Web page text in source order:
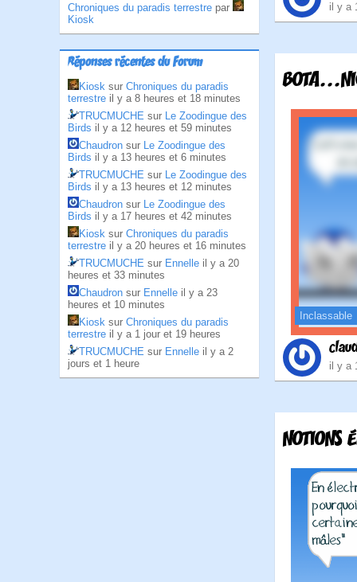
Chroniques du paradis terrestre par
Kiosk
Réponses récentes du Forum
Kiosk sur Chroniques du paradis
terrestre il y a 8 heures et 18 minutes
TRUCMUCHE sur Le Zoodingue des
Birds il y a 12 heures et 59 minutes
Chaudron sur Le Zoodingue des
Birds il y a 13 heures et 6 minutes
TRUCMUCHE sur Le Zoodingue des
Birds il y a 13 heures et 12 minutes
Chaudron sur Le Zoodingue des
Birds il y a 17 heures et 42 minutes
Kiosk sur Chroniques du paradis
terrestre il y a 20 heures et 16 minutes
TRUCMUCHE sur Ennelle il y a 20
heures et 33 minutes
Chaudron sur Ennelle il y a 23
heures et 10 minutes
Kiosk sur Chroniques du paradis
terrestre il y a 1 jour et 19 heures
TRUCMUCHE sur Ennelle il y a 2
jours et 1 heure
il y a
Inclassable
il y a
NOTIONS